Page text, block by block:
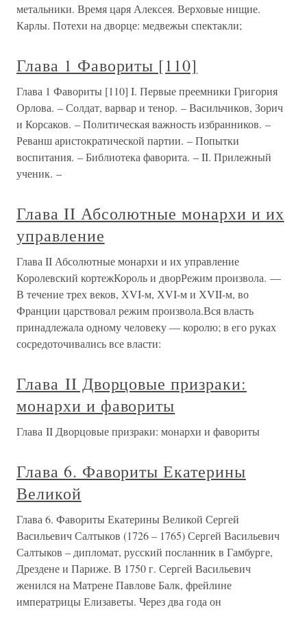
метальники. Время царя Алексея. Верховые нищие.
Карлы. Потехи на дворце: медвежьи спектакли;
Глава 1 Фавориты [110]
Глава 1 Фавориты [110] I. Первые преемники Григория
Орлова. – Солдат, варвар и тенор. – Васильчиков, Зорич
и Корсаков. – Политическая важность избранников. –
Реванш аристократической партии. – Попытки
воспитания. – Библиотека фаворита. – II. Прилежный
ученик. –
Глава II Абсолютные монархи и их
управление
Глава II Абсолютные монархи и их управление
Королевский кортежКороль и дворРежим произвола. —
В течение трех веков, ХVI-м, ХVI-м и ХVII-м, во
Франции царствовал режим произвола.Вся власть
принадлежала одному человеку — королю; в его руках
сосредоточивались все власти:
Глава II Дворцовые призраки:
монархи и фавориты
Глава II Дворцовые призраки: монархи и фавориты
Глава 6. Фавориты Екатерины
Великой
Глава 6. Фавориты Екатерины Великой Сергей
Васильевич Салтыков (1726 – 1765) Сергей Васильевич
Салтыков – дипломат, русский посланник в Гамбурге,
Дрездене и Париже. В 1750 г. Сергей Васильевич
женился на Матрене Павлове Балк, фрейлине
императрицы Елизаветы. Через два года он